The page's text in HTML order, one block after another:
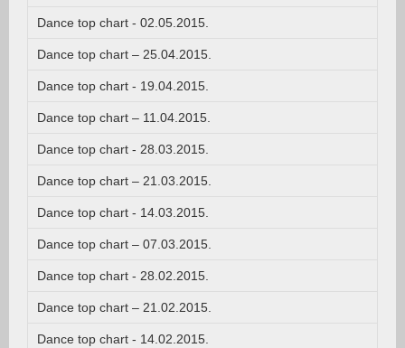
Dance top chart - 02.05.2015.
Dance top chart – 25.04.2015.
Dance top chart - 19.04.2015.
Dance top chart – 11.04.2015.
Dance top chart - 28.03.2015.
Dance top chart – 21.03.2015.
Dance top chart - 14.03.2015.
Dance top chart – 07.03.2015.
Dance top chart - 28.02.2015.
Dance top chart – 21.02.2015.
Dance top chart - 14.02.2015.